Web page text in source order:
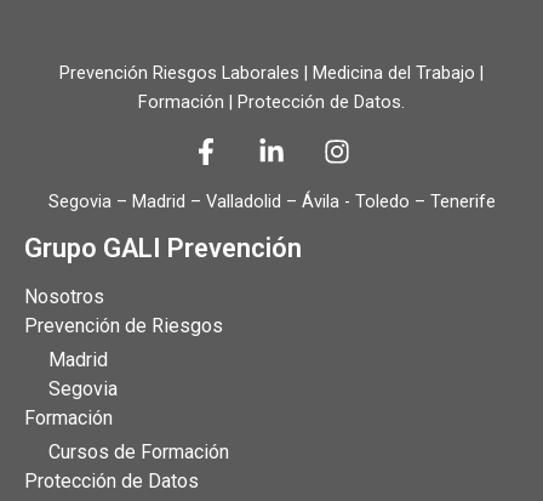
Prevención Riesgos Laborales | Medicina del Trabajo |
Formación | Protección de Datos.
Segovia – Madrid – Valladolid – Ávila - Toledo – Tenerife
Grupo GALI Prevención
Nosotros
Prevención de Riesgos
Madrid
Segovia
Formación
Cursos de Formación
Protección de Datos